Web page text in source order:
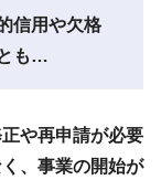
信用や欠格
も…
や再申請が必要
、事業の開始が